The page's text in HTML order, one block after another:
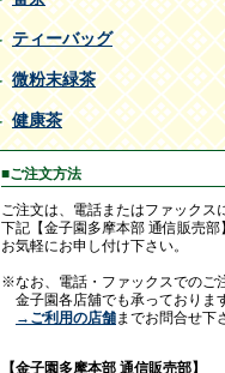
ティーバッグ
微粉末緑茶
健康茶
■ご注文方法
ご注文は、電話またはファックス
下記【金子園多摩本部 通信販売部
お気軽にお申し付け下さい。
※なお、電話・ファックスでのご
金子園各店舖でも承っておりま
→ご利用の店舗までお問合せ下
【金子園多摩本部 通信販売部】